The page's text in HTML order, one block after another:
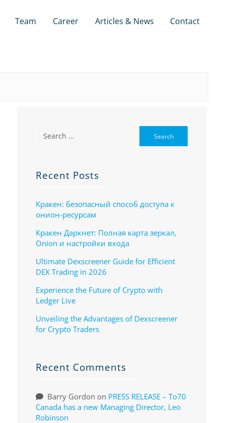
Team Career Articles & News Contact
Recent Posts
Кракен: безопасный способ доступа к
онион-ресурсам
Кракен Даркнет: Полная карта зеркал,
Onion и настройки входа
Ultimate Dexscreener Guide for Efficient
DEX Trading in 2026
Experience the Future of Crypto with
Ledger Live
Unveiling the Advantages of Dexscreener
for Crypto Traders
Recent Comments
Barry Gordon on PRESS RELEASE – To70
Canada has a new Managing Director, Leo
Robinson